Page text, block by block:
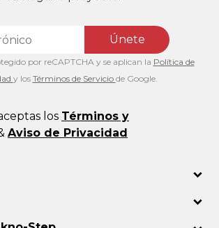
Únete
por reCAPTCHA y se aplican la Política de
y los Términos de Servicio de Google.
los Términos y
Aviso de Privacidad